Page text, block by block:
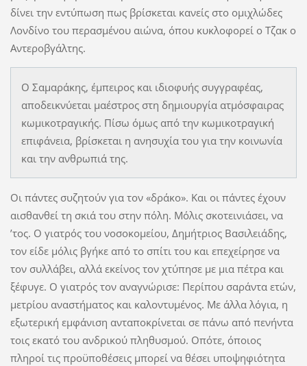
δίνει την εντύπωση πως βρίσκεται κανείς στο ομιχλώδες
Λονδίνο του περασμένου αιώνα, όπου κυκλοφορεί ο Τζακ ο
Αντεροβγάλτης.
Ο Σαμαράκης, έμπειρος και ιδιοφυής συγγραφέας,
αποδεικνύεται μαέστρος στη δημιουργία ατμόσφαιρας
κωμικοτραγικής. Πίσω όμως από την κωμικοτραγική
επιφάνεια, βρίσκεται η ανησυχία του για την κοινωνία
και την ανθρωπιά της.
Οι πάντες συζητούν για τον «δράκο». Και οι πάντες έχουν
αισθανθεί τη σκιά του στην πόλη. Μόλις σκοτεινιάσει, να
’τος. Ο γιατρός του νοσοκομείου, Δημήτριος Βασιλειάδης,
τον είδε μόλις βγήκε από το σπίτι του και επεχείρησε να
τον συλλάβει, αλλά εκείνος τον χτύπησε με μια πέτρα και
ξέφυγε. Ο γιατρός τον αναγνώρισε: Περίπου σαράντα ετών,
μετρίου αναστήματος και καλοντυμένος. Με άλλα λόγια, η
εξωτερική εμφάνιση ανταποκρίνεται σε πάνω από πενήντα
τοις εκατό του ανδρικού πληθυσμού. Οπότε, όποιος
πληροί τις προϋποθέσεις μπορεί να θέσει υποψηφιότητα